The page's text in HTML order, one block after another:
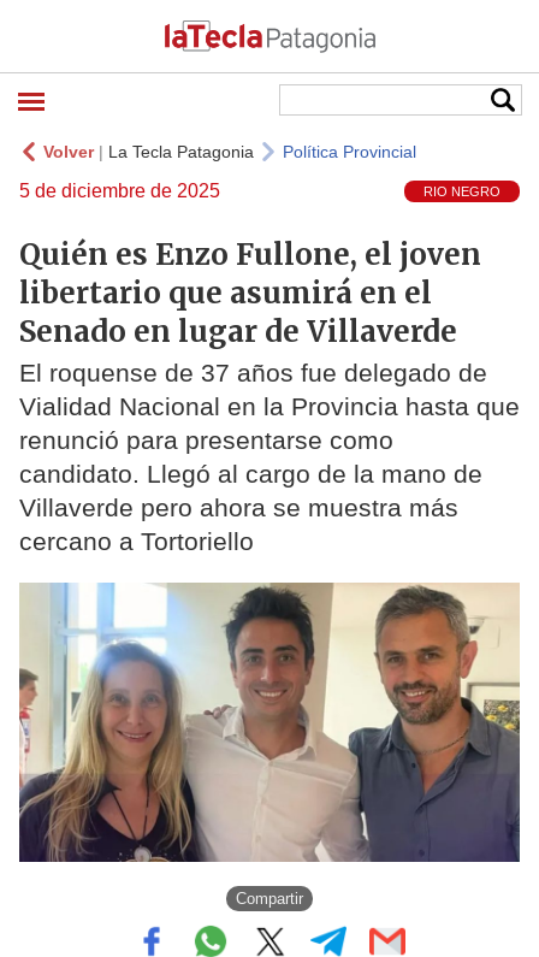
Volver| La Tecla Patagonia Política Provincial
5 de diciembre de 2025 RIO NEGRO
Quién es Enzo Fullone, el joven
libertario que asumirá en el
Senado en lugar de Villaverde
El roquense de 37 años fue delegado de
Vialidad Nacional en la Provincia hasta que
renunció para presentarse como
candidato. Llegó al cargo de la mano de
Villaverde pero ahora se muestra más
cercano a Tortoriello
Compartir